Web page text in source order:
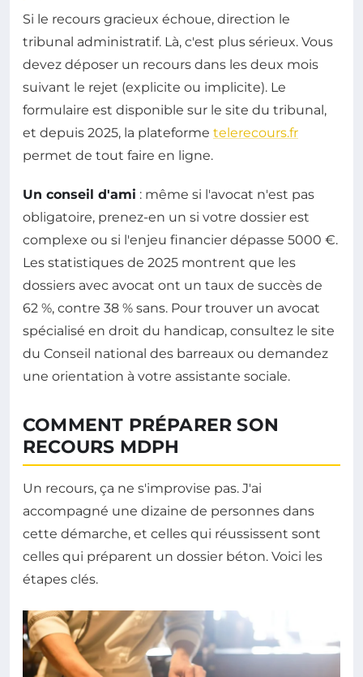
Si le recours gracieux échoue, direction le
tribunal administratif. Là, c'est plus sérieux. Vous
devez déposer un recours dans les deux mois
suivant le rejet (explicite ou implicite). Le
formulaire est disponible sur le site du tribunal,
et depuis 2025, la plateforme telerecours.fr
permet de tout faire en ligne.
Un conseil d'ami : même si l'avocat n'est pas
obligatoire, prenez-en un si votre dossier est
complexe ou si l'enjeu financier dépasse 5000 €.
Les statistiques de 2025 montrent que les
dossiers avec avocat ont un taux de succès de
62 %, contre 38 % sans. Pour trouver un avocat
spécialisé en droit du handicap, consultez le site
du Conseil national des barreaux ou demandez
une orientation à votre assistante sociale.
COMMENT PRÉPARER SON
RECOURS MDPH
Un recours, ça ne s'improvise pas. J'ai
accompagné une dizaine de personnes dans
cette démarche, et celles qui réussissent sont
celles qui préparent un dossier béton. Voici les
étapes clés.